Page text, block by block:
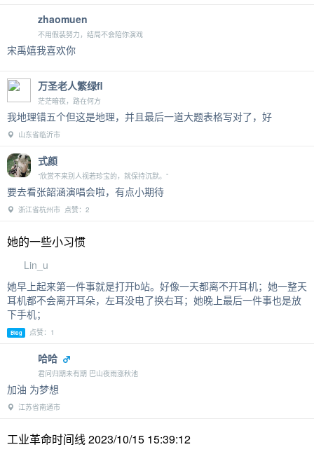
zhaomuen
不用假装努力，结局不会陪你演戏
宋禹嬉我喜欢你
万圣老人繁绿fl
茫茫暗夜，路在何方
我地理错五个但这是地理，并且最后一道大题表格写对了，好
山东省临沂市
式颜
“欣赏不来别人视若珍宝的，就保持沉默。”
要去看张韶涵演唱会啦，有点小期待
浙江省杭州市 点赞：2
她的一些小习惯
Lin_u
她早上起来第一件事就是打开b站。好像一天都离不开耳机；她一整天
耳机都不会离开耳朵，左耳没电了换右耳；她晚上最后一件事也是放
下手机；
Blog 点赞：1
哈哈
君问归期未有期 巴山夜雨涨秋池
加油 为梦想
江苏省南通市
工业革命时间线 2023/10/15 15:39:12